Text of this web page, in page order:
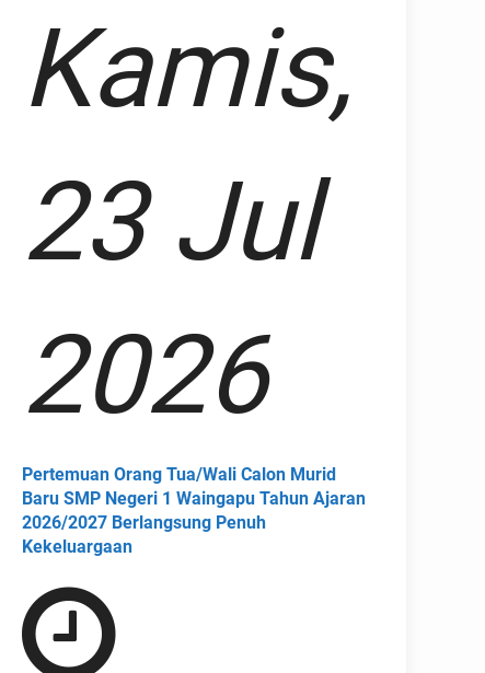
Kamis,
23 Jul
2026
Pertemuan Orang Tua/Wali Calon Murid
Baru SMP Negeri 1 Waingapu Tahun Ajaran
2026/2027 Berlangsung Penuh
Kekeluargaan